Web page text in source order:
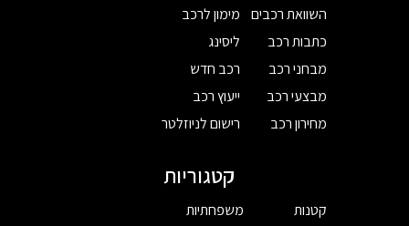
השוואת רכבים
כתבות רכב
מבחני רכב
מבצעי רכב
מחירון רכב
מימון לרכב
ליסינג
רכב חדש
ייעוץ רכב
רישום לניוזלטר
קטגוריות
קטנות
משפחתיות